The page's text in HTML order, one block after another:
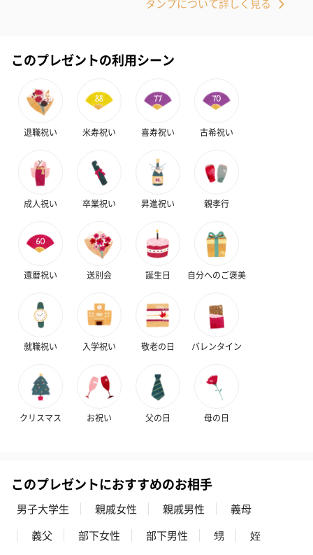
ハンドクリーム3本セッ
（1,100円）
シャワージェル＆ハン
レープフルーツ）
（2,145円）
リラックスグッズ
リラックスグッズを同梱してお届けします。
かき氷入浴剤4点セット
（ブルー）（748円）
かき氷入浴剤4点セット
（イエロー）（748円）
ハンドタオル・ハンカチ
ハンドタオル・ハンカチを同梱してお届けいたします。ギフトへ
の＋αにおすすめです。
タンプについて詳しく見る
このプレゼントの利用シーン
退職祝い 米寿祝い 喜寿祝い 古希祝い
成人祝い 卒業祝い 昇進祝い 親孝行
還暦祝い 送別会 誕生日 自分へのご褒美
就職祝い 入学祝い 敬老の日 バレンタイン
クリスマス お祝い 父の日 母の日
このプレゼントにおすすめのお相手
男子大学生 親戚女性 親戚男性
義母
義父
部下女性 部下男性 甥
姪